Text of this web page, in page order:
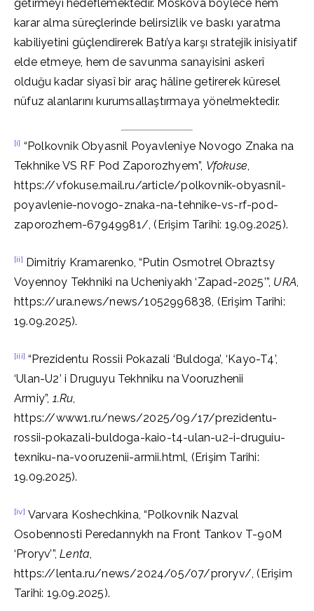
getirmeyi hedeflemektedir. Moskova böylece hem
karar alma süreçlerinde belirsizlik ve baskı yaratma
kabiliyetini güçlendirerek Batı’ya karşı stratejik inisiyatif
elde etmeye, hem de savunma sanayisini askerî
olduğu kadar siyasî bir araç hâline getirerek küresel
nüfuz alanlarını kurumsallaştırmaya yönelmektedir.
[i] “Polkovnik Obyasnil Poyavleniye Novogo Znaka na
Tekhnike VS RF Pod Zaporozhyem”, Vfokuse,
https://vfokuse.mail.ru/article/polkovnik-obyasnil-
poyavlenie-novogo-znaka-na-tehnike-vs-rf-pod-
zaporozhem-67949981/, (Erişim Tarihi: 19.09.2025).
[ii] Dimitriy Kramarenko, “Putin Osmotrel Obraztsy
Voyennoy Tekhniki na Ucheniyakh ‘Zapad-2025’”, URA,
https://ura.news/news/1052996838, (Erişim Tarihi:
19.09.2025).
[iii] “Prezidentu Rossii Pokazali ‘Buldoga’, ‘Kayo-T4’,
‘Ulan-U2’ i Druguyu Tekhniku na Vooruzhenii
Armiy”, 1.Ru,
https://www1.ru/news/2025/09/17/prezidentu-
rossii-pokazali-buldoga-kaio-t4-ulan-u2-i-druguiu-
texniku-na-vooruzenii-armii.html, (Erişim Tarihi:
19.09.2025).
[iv] Varvara Koshechkina, “Polkovnik Nazval
Osobennosti Peredannykh na Front Tankov T-90M
‘Proryv’”,Lenta,
https://lenta.ru/news/2024/05/07/proryv/, (Erişim
Tarihi: 19.09.2025).